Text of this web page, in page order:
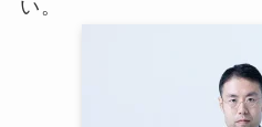
い。